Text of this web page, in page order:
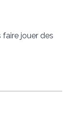
faire jouer des